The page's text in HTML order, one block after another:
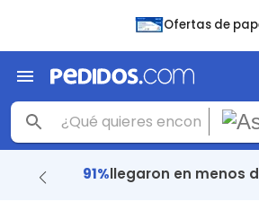
Ofertas de
91%llegaron en menos